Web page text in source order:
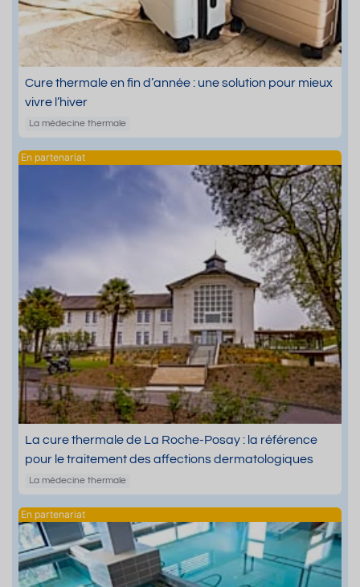
Cure thermale en fin d’année : une solution pour mieux
vivre l’hiver
La médecine thermale
La cure thermale de La Roche-Posay : la référence
pour le traitement des affections dermatologiques
La médecine thermale